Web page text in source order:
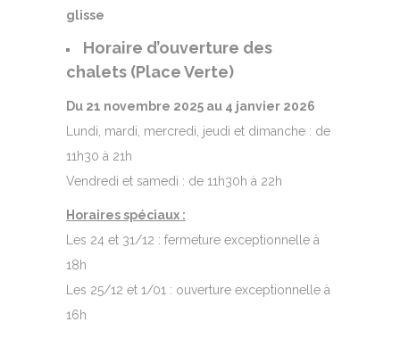
glisse
Horaire d’ouverture des
chalets (Place Verte)
Du 21 novembre 2025 au 4 janvier 2026
Lundi, mardi, mercredi, jeudi et dimanche : de
11h30 à 21h
Vendredi et samedi : de 11h30h à 22h
Horaires spéciaux :
Les 24 et 31/12 : fermeture exceptionnelle à
18h
Les 25/12 et 1/01 : ouverture exceptionnelle à
16h